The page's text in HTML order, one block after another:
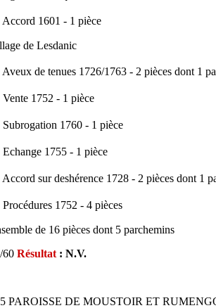
1601 - 1 pièce
de Lesdanic
de tenues 1726/1763 - 2 pièces dont 1
1752 - 1 pièce
1760 - 1 pièce
1755 - 1 pièce
sur deshérence 1728 - 2 pièces dont 1
1752 - 4 pièces
de 16 pièces dont 5 parchemins
60 Résultat : N.V.
PAROISSE DE MOUSTOIR ET